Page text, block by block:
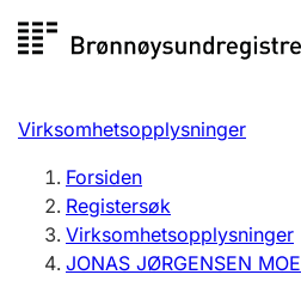
til
Registersøk
Aksjeselskap
Enkeltpersonforetak
Registrere, endre, slette
Virksomhetsopplysninger
Forsiden
Registersøk
Virksomhetsopplysninger
JONAS JØRGENSEN MOE